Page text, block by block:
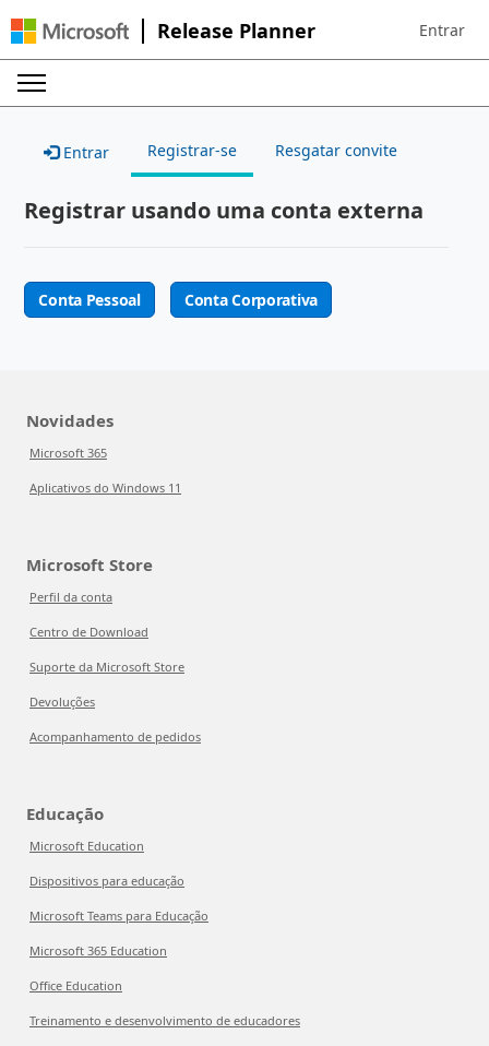
Release Planner Sign in to
Entrar
Entrar Registrar-se Resgatar convite
Registrar usando uma conta externa
Conta Pessoal Conta Corporativa
Novidades
Microsoft 365
Aplicativos do Windows 11
Microsoft Store
Perfil da conta
Centro de Download
Suporte da Microsoft Store
Devoluções
Acompanhamento de pedidos
Educação
Microsoft Education
Dispositivos para educação
Microsoft Teams para Educação
Microsoft 365 Education
Office Education
Treinamento e desenvolvimento de educadores